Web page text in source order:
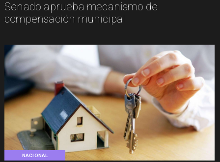
Senado aprueba mecanismo de
compensación municipal
NACIONAL